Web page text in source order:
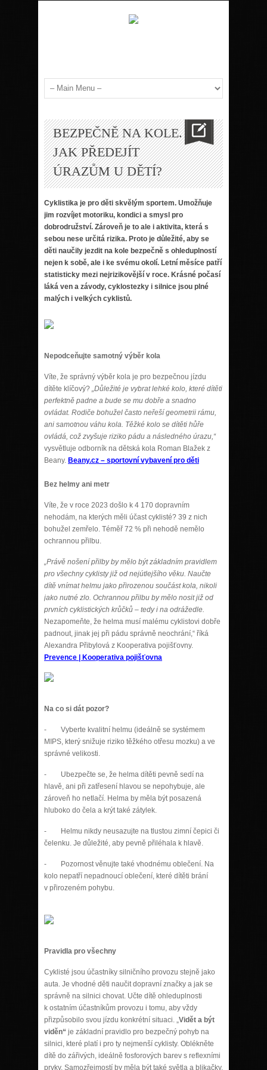
BEZPEČNĚ NA KOLE.
JAK PŘEDEJÍT
ÚRAZŮM U DĚTÍ?
Cyklistika je pro děti skvělým sportem. Umožňuje
jim rozvíjet motoriku, kondici a smysl pro
dobrodružství. Zároveň je to ale i aktivita, která s
sebou nese určitá rizika. Proto je důležité, aby se
děti naučily jezdit na kole bezpečně s ohleduplností
nejen k sobě, ale i ke svému okolí. Letní měsíce patří
statisticky mezi nejrizikovější v roce. Krásné počasí
láká ven a závody, cyklostezky i silnice jsou plné
malých i velkých cyklistů.
Nepodceňujte samotný výběr kola
Víte, že správný výběr kola je pro bezpečnou jízdu
dítěte klíčový? „Důležité je vybrat lehké kolo, které dítěti
perfektně padne a bude se mu dobře a snadno
ovládat. Rodiče bohužel často neřeší geometrii rámu,
ani samotnou váhu kola. Těžké kolo se dítěti hůře
ovládá, což zvyšuje riziko pádu a následného úrazu,“
vysvětluje odborník na dětská kola Roman Blažek z
Beany. Beany.cz – sportovní vybavení pro děti
Bez helmy ani metr
Víte, že v roce 2023 došlo k 4 170 dopravním
nehodám, na kterých měli účast cyklisté? 39 z nich
bohužel zemřelo. Téměř 72 % při nehodě nemělo
ochrannou přilbu.
„Právě nošení přilby by mělo být základním pravidlem
pro všechny cyklisty již od nejútlejšího věku. Naučte
dítě vnímat helmu jako přirozenou součást kola, nikoli
jako nutné zlo. Ochrannou přilbu by mělo nosit již od
prvních cyklistických krůčků – tedy i na odrážedle.
Nezapomeňte, že helma musí malému cyklistovi dobře
padnout, jinak jej při pádu správně neochrání,“ říká
Alexandra Přibylová z Kooperativa pojišťovny.
Prevence | Kooperativa pojišťovna
Na co si dát pozor?
- Vyberte kvalitní helmu (ideálně se systémem
MIPS, který snižuje riziko těžkého otřesu mozku) a ve
správné velikosti.
- Ubezpečte se, že helma dítěti pevně sedí na
hlavě, ani při zatřesení hlavou se nepohybuje, ale
zároveň ho netlačí. Helma by měla být posazená
hluboko do čela a krýt také zátylek.
- Helmu nikdy neusazujte na tlustou zimní čepici či
čelenku. Je důležité, aby pevně přiléhala k hlavě.
- Pozornost věnujte také vhodnému oblečení. Na
kolo nepatří nepadnoucí oblečení, které dítěti brání
v přirozeném pohybu.
Pravidla pro všechny
Cyklisté jsou účastníky silničního provozu stejně jako
auta. Je vhodné děti naučit dopravní značky a jak se
správně na silnici chovat. Učte dítě ohleduplnosti
k ostatním účastníkům provozu i tomu, aby vždy
přizpůsobilo svou jízdu konkrétní situaci. „Vidět a být
viděn“ je základní pravidlo pro bezpečný pohyb na
silnici, které platí i pro ty nejmenší cyklisty. Oblékněte
dítě do zářivých, ideálně fosforových barev s reflexními
prvky. Samozřejmostí by měla být také světla a blikačky.